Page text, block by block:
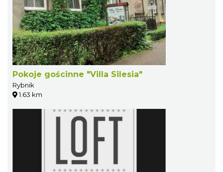
Pokoje gościnne "Villa Silesia"
Rybnik
1.63 km